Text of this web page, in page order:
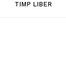
TIMP LIBER